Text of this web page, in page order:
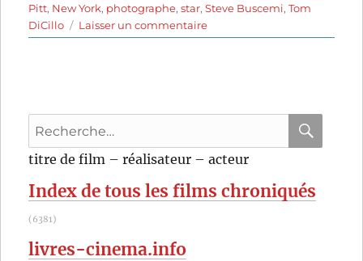
Pitt, New York, photographe,star,Steve Buscemi,Tom
DiCillo
Laisser un commentairesur
Delirious
Recherche
pour
:
titre de film – réalisateur – acteur
Index de tous les films chroniqués
(6381)
livres-cinema.info